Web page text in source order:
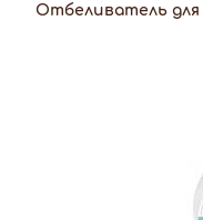
Отбеливатель для